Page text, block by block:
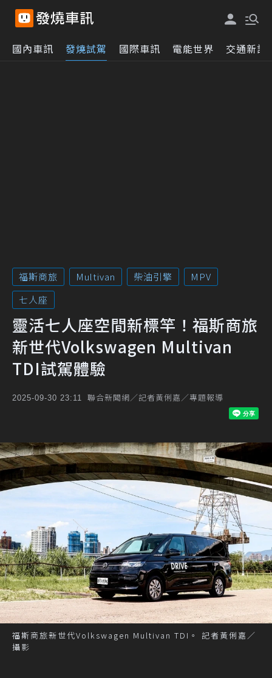
國內車訊 發燒試駕 國際車訊 電能世界 交通新訊
福斯商旅 Multivan 柴油引擎
MPV
七人座
靈活七人座空間新標竿！福斯商旅
新世代Volkswagen Multivan
TDI試駕體驗
2025-09-30 23:11 聯合新聞網／記者黃俐嘉／專題報導
福斯商旅新世代Volkswagen Multivan TDI。 記者黃俐嘉／
攝影